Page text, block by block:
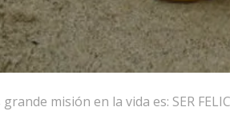
misión en la vida es: SER